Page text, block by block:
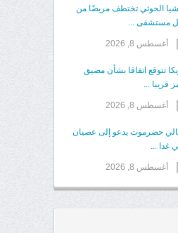
الحوثي تختطف مريضًا من
مستشفى ...
أغسطس 8, 2026
تتوقع اتفاقا بشأن مضيق
قريبا ...
أغسطس 8, 2026
حضرموت يدعو إلى عصيان
غدا ...
أغسطس 8, 2026